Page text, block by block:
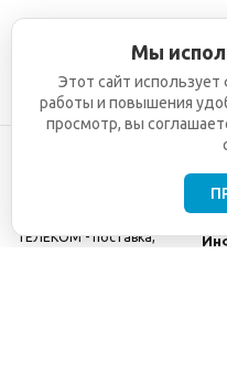
ТЕЛЕКОМ - поставка,
Мы
Этот сайт
работы и повышения
просмотр, вы